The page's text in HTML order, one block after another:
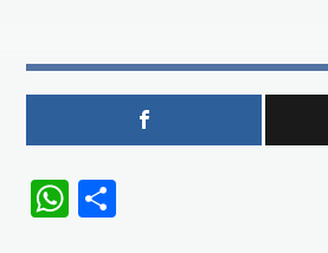
WhatsApp